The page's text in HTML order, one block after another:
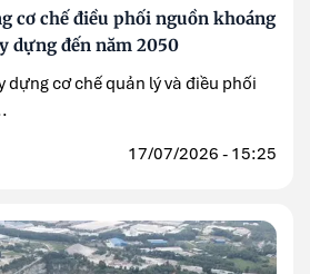
cơ chế điều phối nguồn khoáng
dựng đến năm 2050
dựng cơ chế quản lý và điều phối
17/07/2026 - 15:25